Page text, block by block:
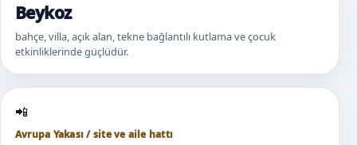
Beykoz
bahçe, villa, açık alan, tekne bağlantılı kutlama ve çocuk
etkinliklerinde güçlüdür.
Avrupa Yakası / site ve aile hattı